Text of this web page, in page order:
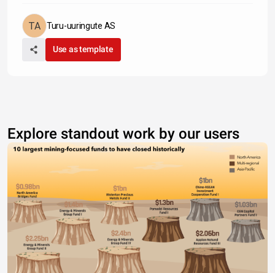
Turu-uuringute AS
Use as template
Explore standout work by our users